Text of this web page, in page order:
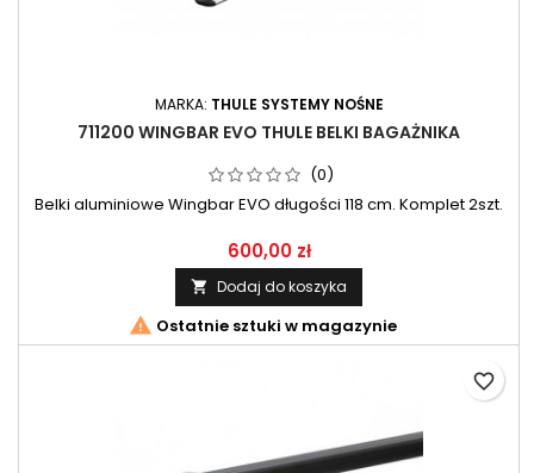
MARKA: THULE SYSTEMY NOŚNE
711200 WINGBAR EVO THULE BELKI BAGAŻNIKA
(0)
Belki aluminiowe Wingbar EVO długości 118 cm. Komplet 2szt.
600,00 zł
 Dodaj do koszyka
 Ostatnie sztuki w magazynie
favorite_border